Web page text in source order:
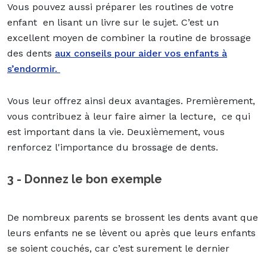
Vous pouvez aussi préparer les routines de votre
enfant en lisant un livre sur le sujet. C’est un
excellent moyen de combiner la routine de brossage
des dents aux conseils pour aider vos enfants à
s’endormir.
Vous leur offrez ainsi deux avantages. Premièrement,
vous contribuez à leur faire aimer la lecture, ce qui
est important dans la vie. Deuxièmement, vous
renforcez l'importance du brossage de dents.
3 - Donnez le bon exemple
De nombreux parents se brossent les dents avant que
leurs enfants ne se lèvent ou après que leurs enfants
se soient couchés, car c’est surement le dernier